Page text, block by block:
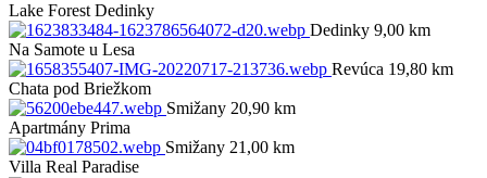
Lake Forest Dedinky
Dedinky 9,00 km
Na Samote u Lesa
Revúca 19,80 km
Chata pod Briežkom
Smižany 20,90 km
Apartmány Prima
Smižany 21,00 km
Villa Real Paradise